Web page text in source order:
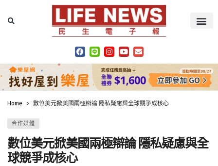
Home 數位美元掀美國兩極辯論 隱私疑慮與全球競爭成核心
合作媒體
數位美元掀美國兩極辯論 隱私疑慮與全
球競爭成核心